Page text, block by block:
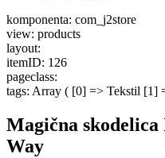
komponenta: com_j2store
view: products
layout:
itemID: 126
pageclass:
tags: Array ( [0] => Tekstil [1]
Magična
Way